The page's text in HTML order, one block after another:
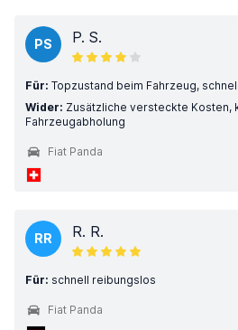
PS P. S.
Für: Topzustand beim Fahrzeug,
Wider: Zusätzliche versteckte Kosten,
Fahrzeugabholung
Fiat Panda
RR R. R.
Für: schnell reibungslos
Fiat Panda